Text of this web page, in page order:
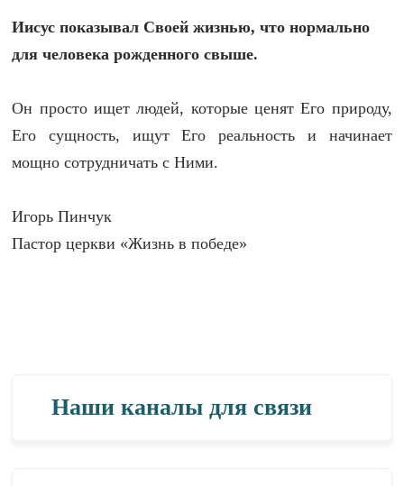
Иисус показывал Своей жизнью, что нормально
для человека рожденного свыше.
Он просто ищет людей, которые ценят Его природу,
Его сущность, ищут Его реальность и начинает
мощно сотрудничать с Ними.
Игорь Пинчук
Пастор церкви «Жизнь в победе»
Наши каналы для связи